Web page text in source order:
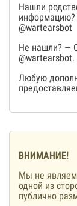
Нашли
информацию?
@wartearsbot
Не нашли? —
@wartearsbot.
Любую
ВНИМАНИЕ!
Мы не
одной из
публично